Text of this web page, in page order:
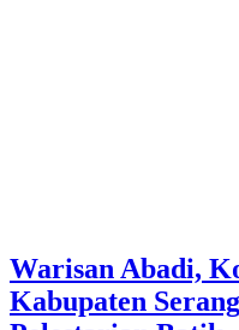
Warisan Abadi,
Kabupaten